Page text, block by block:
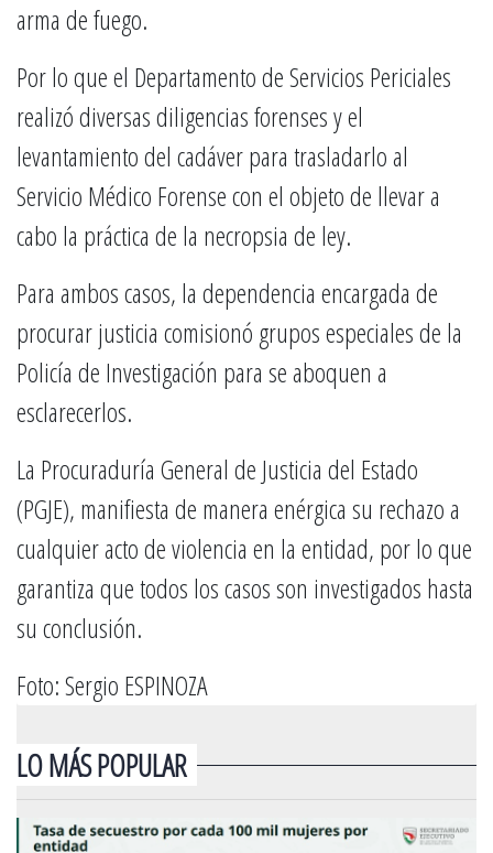
arma de fuego.
Por lo que el Departamento de Servicios Periciales
realizó diversas diligencias forenses y el
levantamiento del cadáver para trasladarlo al
Servicio Médico Forense con el objeto de llevar a
cabo la práctica de la necropsia de ley.
Para ambos casos, la dependencia encargada de
procurar justicia comisionó grupos especiales de la
Policía de Investigación para se aboquen a
esclarecerlos.
La Procuraduría General de Justicia del Estado
(PGJE), manifiesta de manera enérgica su rechazo a
cualquier acto de violencia en la entidad, por lo que
garantiza que todos los casos son investigados hasta
su conclusión.
Foto: Sergio ESPINOZA
LO MÁS POPULAR